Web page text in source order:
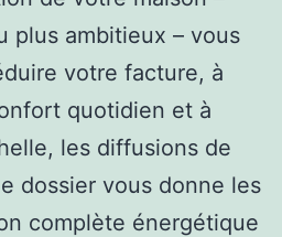
plus ambitieux – vous
votre facture, à
quotidien et à
les diffusions de
dossier vous donne les
complète énergétique